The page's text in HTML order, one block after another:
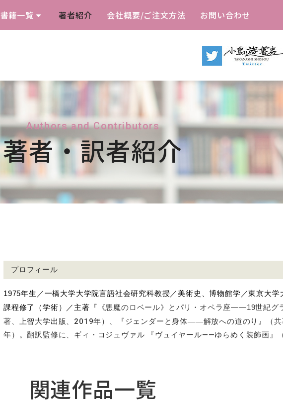
書籍一覧 著者紹介 会社概要/ご注文方法 お問い合わせ
Authors and Contributors
著者・訳者紹介
プロフィール
1975年生／一橋大学大学院言語社会研究科教授／美術史、博物館学／東京大
課程修了（学術）／主著『 《悪魔のロベール》とパリ・オペラ座――19世紀グ
著、 上智大学出版、2019年）、
『ジェンダーと身体――解放への道のり』（
年）。翻訳監修に、ギィ・コジュヴァル 『ヴュイヤール——ゆらめく装飾画』
関連作品一覧